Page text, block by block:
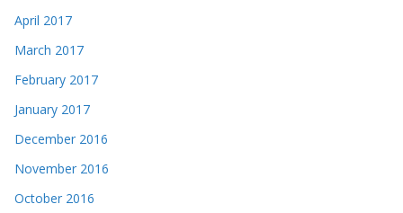
April 2017
March 2017
February 2017
January 2017
December 2016
November 2016
October 2016